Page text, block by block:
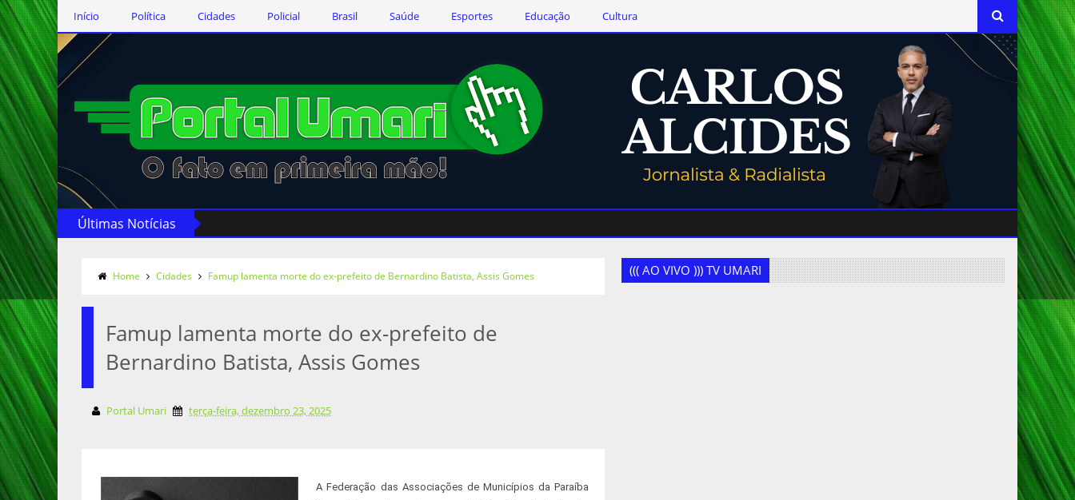
Início Política Cidades Policial Brasil Saúde Esportes Educação Cultura
Últimas Notícias
Home Cidades Famup lamenta morte do ex-prefeito de Bernardino Batista, Assis Gomes
Famup lamenta morte do ex-prefeito de
Bernardino Batista, Assis Gomes
Portal Umari terça-feira, dezembro 23, 2025
A Federação das Associações de Municípios da Paraíba
((( AO VIVO ))) TV UMARI